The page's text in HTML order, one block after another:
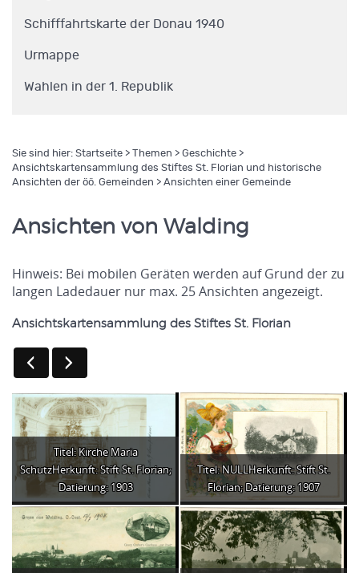
Schifffahrtskarte der Donau 1940
Urmappe
Wahlen in der 1. Republik
Sie sind hier: Startseite > Themen > Geschichte >
Ansichtskartensammlung des Stiftes St. Florian und historische
Ansichten der öö. Gemeinden > Ansichten einer Gemeinde
Ansichten von Walding
Hinweis: Bei mobilen Geräten werden auf Grund der zu
langen Ladedauer nur max. 25 Ansichten angezeigt.
Ansichtskartensammlung des Stiftes St. Florian
Titel: Kirche Maria
SchutzHerkunft: Stift St. Florian;
Datierung: 1903
Titel: NULLHerkunft: Stift St.
Florian; Datierung: 1907